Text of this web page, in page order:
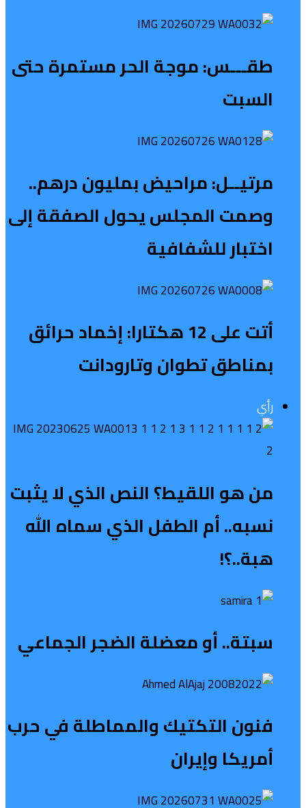
طقـــس: موجة الحر مستمرة حتى
السبت
مرتيــل: مراحيض بمليون درهم..
وصمت المجلس يحول الصفقة إلى
اختبار للشفافية
أتت على 12 هكتارا: إخماد حرائق
بمناطق تطوان وتارودانت
رأي
من هو اللقيط؟ النص الذي لا يثبت
نسبه.. أم الطفل الذي سماه الله
هبة..؟!
سبتة.. أو معضلة الضجر الجماعي
فنون التكتيك والمماطلة في حرب
أمريكا وإيران